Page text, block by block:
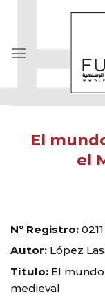
El
el
Nº Registro: 0211
Autor: López
Título: El
medieval